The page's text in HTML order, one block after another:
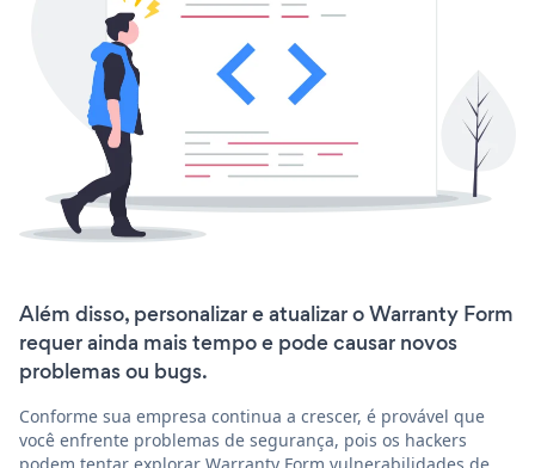
Além disso, personalizar e atualizar o Warranty Form
requer ainda mais tempo e pode causar novos
problemas ou bugs.
Conforme sua empresa continua a crescer, é provável que
você enfrente problemas de segurança, pois os hackers